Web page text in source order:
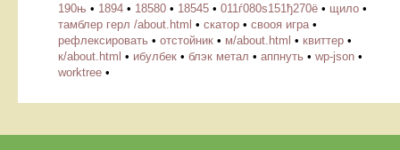
190њ • 1894 • 18580 • 18545 • 011ѓ080ѕ151ђ270ё • щило •
тамблер герл /about.html • скатор • свооя игра •
рефлексировать • отстойник • м/about.html • квиттер •
к/about.html • ибулбек • блэк метал • аппнуть • wp-json •
worktree •